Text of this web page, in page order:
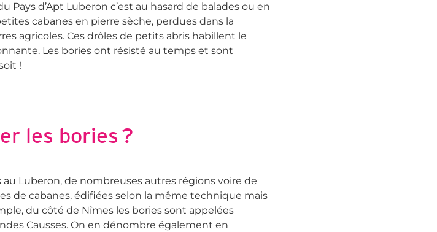
d’Apt Luberon c’est au hasard de balades ou en
cabanes en pierre sèche, perdues dans la
agricoles. Ces drôles de petits abris habillent le
Les bories ont résisté au temps et sont
!
les bories ?
Luberon, de nombreuses autres régions voire de
de cabanes, édifiées selon la même technique mais
du côté de Nîmes les bories sont appelées
Causses. On en dénombre également en